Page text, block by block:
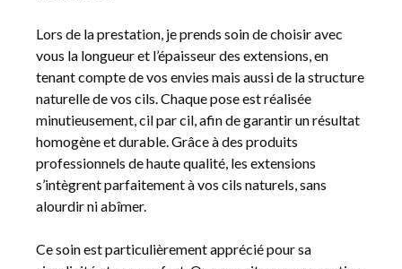
Lors de la prestation, je prends soin de choisir avec
vous la longueur et l’épaisseur des extensions, en
tenant compte de vos envies mais aussi de la structure
naturelle de vos cils. Chaque pose est réalisée
minutieusement, cil par cil, afin de garantir un résultat
homogène et durable. Grâce à des produits
professionnels de haute qualité, les extensions
s’intègrent parfaitement à vos cils naturels, sans
alourdir ni abîmer.
Ce soin est particulièrement apprécié pour sa